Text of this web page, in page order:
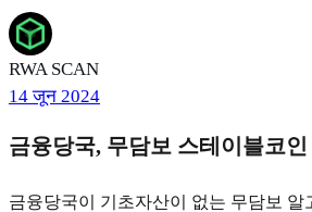
RWA SCAN
14 जून 2024
금융당국, 무담보 스테이블코
금융당국이 기초자산이 없는 무담보 알